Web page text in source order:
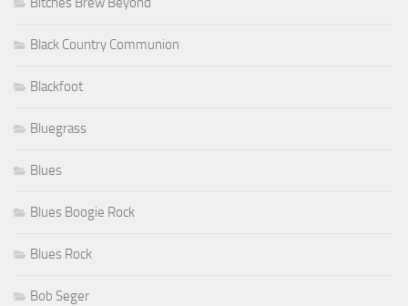
Black Country Communion
Blackfoot
Bluegrass
Blues
Blues Boogie Rock
Blues Rock
Bob Seger